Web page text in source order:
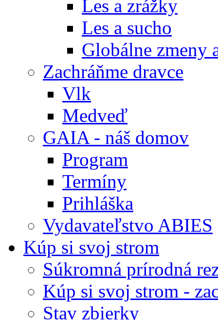
Les a zrážky
Les a sucho
Globálne zmeny
Zachráňme dravce
Vlk
Medveď
GAIA - náš domov
Program
Termíny
Prihláška
Vydavateľstvo ABIES
Kúp si svoj strom
Súkromná prírodná
Kúp si svoj strom -
Stav zbierky